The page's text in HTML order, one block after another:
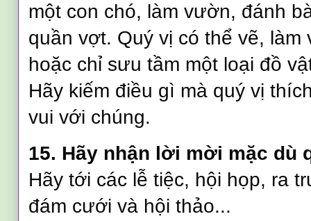
một con chó, làm vườn, đánh
quần vợt. Quý vị có thể vẽ, làm
hoặc chỉ sưu tầm một loại đồ
Hãy kiếm điều gì mà quý vị
vui với chúng.
15. Hãy nhận lời mời mặc dù
Hãy tới các lễ tiệc, hội họp, ra
đám cưới và hội thảo...